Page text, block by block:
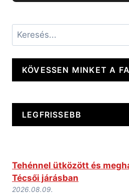
Keresés
KÖVESSEN MINKET A
LEGFRISSEBB
Tehénnel ütközött és
Técsői járásban
2026.08.09.